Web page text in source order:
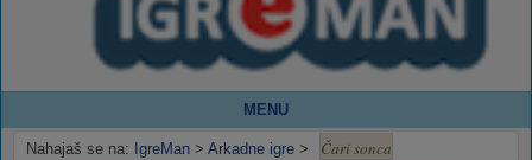
MENU
Nahajaš se na: IgreMan > Arkadne igre > Čari sonca